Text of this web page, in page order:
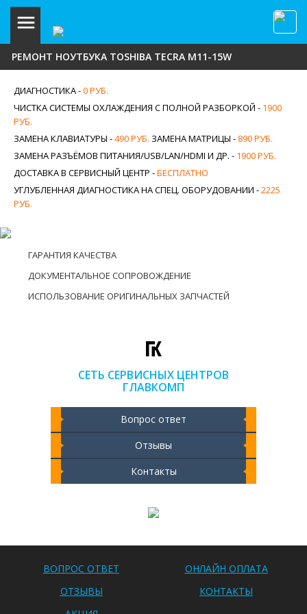
СЕТЬ СЕРВИСНЫХ ЦЕНТРОВ
ГЛАВКОМП
Вопрос ответ
Отзывы
Контакты
РЕМОНТ НОУТБУКА TOSHIBA TECRA M11-15W
ДИАГНОСТИКА -0 РУБ.
ЧИСТКА СИСТЕМЫ ОХЛАЖДЕНИЯ С ПОЛНОЙ РАЗБОРКОЙ - 1900
РУБ.
ЗАМЕНА КЛАВИАТУРЫ -490 РУБ. ЗАМЕНА МАТРИЦЫ - 890 РУБ.
ЗАМЕНА РАЗЪЁМОВ ПИТАНИЯ/USB/LAN/HDMI И ДР. - 1900 РУБ.
ДОСТАВКА В СЕРВИСНЫЙ ЦЕНТР -БЕСПЛАТНО
УГЛУБЛЕННАЯ ДИАГНОСТИКА НА СПЕЦ. ОБОРУДОВАНИИ -2225
РУБ.
ГАРАНТИЯ КАЧЕСТВА
ДОКУМЕНТАЛЬНОЕ СОПРОВОЖДЕНИЕ
ИСПОЛЬЗОВАНИЕ ОРИГИНАЛЬНЫХ ЗАПЧАСТЕЙ
ВОПРОС ОТВЕТ
ОНЛАЙН ОПЛАТА
ОТЗЫВЫ
КОНТАКТЫ